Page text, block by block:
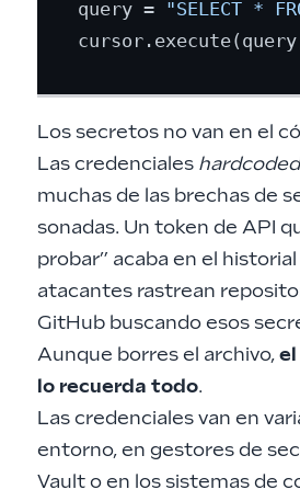
query = "SELECT *
Los secretos no van en el
Las credenciales hardcoded
muchas de las brechas de
sonadas. Un token de API
probar” acaba en el
atacantes rastrean
GitHub buscando esos
Aunque borres el archivo,
lo recuerda todo.
Las credenciales van en
entorno, en gestores de
Vault o en los sistemas de